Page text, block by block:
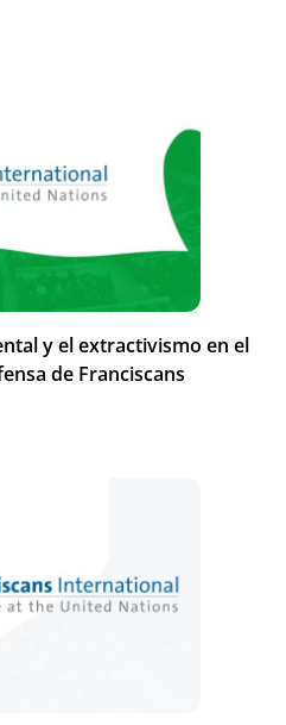
y el extractivismo en el
de Franciscans